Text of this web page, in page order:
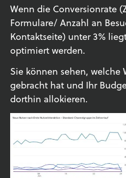
Wenn die Conversionrate
Formulare/ Anzahl an
Kontaktseite) unter 3%
optimiert werden.
Sie können sehen, welche
gebracht hat und Ihr
dorthin allokieren.